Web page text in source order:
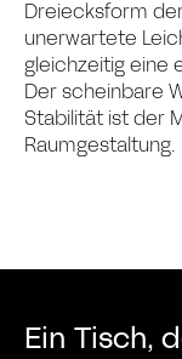
Dreiecksform
unerwartete
gleichzeitig eine
Der scheinbare
Stabilität ist der
Raumgestaltung.
Ein Tisch,